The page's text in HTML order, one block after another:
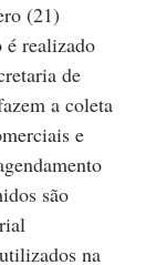
(21)
realizado
de
a coleta
e
são
na